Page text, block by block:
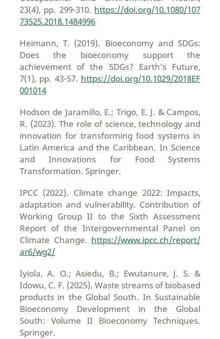
23(4), pp. 299-310. https://doi.org/10.1080/107
73525.2018.1484996
Heimann, T. (2019). Bioeconomy and SDGs:
Does the bioeconomy support the
achievement of the SDGs? Earth’s Future,
7(1), pp. 43-57. https://doi.org/10.1029/2018EF
001014
Hodson de Jaramillo, E.; Trigo, E. J. & Campos,
R. (2023). The role of science, technology and
innovation for transforming food systems in
Latin America and the Caribbean. In Science
and Innovations for Food Systems
Transformation. Springer.
IPCC (2022). Climate change 2022: Impacts,
adaptation and vulnerability. Contribution of
Working Group II to the Sixth Assessment
Report of the Intergovernmental Panel on
Climate Change. https://www.ipcc.ch/report/
ar6/wg2/
Iyiola, A. O.; Asiedu, B.; Ewutanure, J. S. &
Idowu, C. F. (2025). Waste streams of biobased
products in the Global South. In Sustainable
Bioeconomy Development in the Global
South: Volume II Bioeconomy Techniques.
Springer.